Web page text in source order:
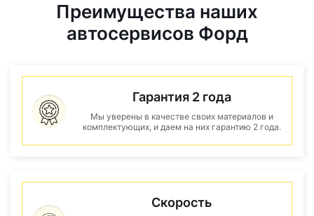
Преимущества наших
автосервисов Форд
Гарантия 2 года
Мы уверены в качестве своих материалов и
комплектующих, и даем на них гарантию 2 года.
Скорость